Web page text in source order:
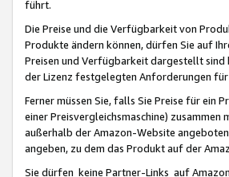
führt.
Die Preise und die Verfügbarkeit von
Produkte ändern können, dürfen Sie auf
Preisen und Verfügbarkeit dargestellt sind
der Lizenz festgelegten Anforderungen für
Ferner müssen Sie, falls Sie Preise für ein
einer Preisvergleichsmaschine)
außerhalb der Amazon-Website
angeben, zu dem das Produkt auf der
Sie dürfen keine Partner-Links auf